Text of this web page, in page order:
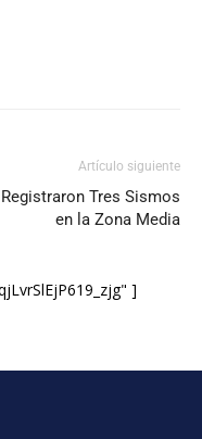
Artículo siguiente
Tres Sismos
en la Zona Media
]